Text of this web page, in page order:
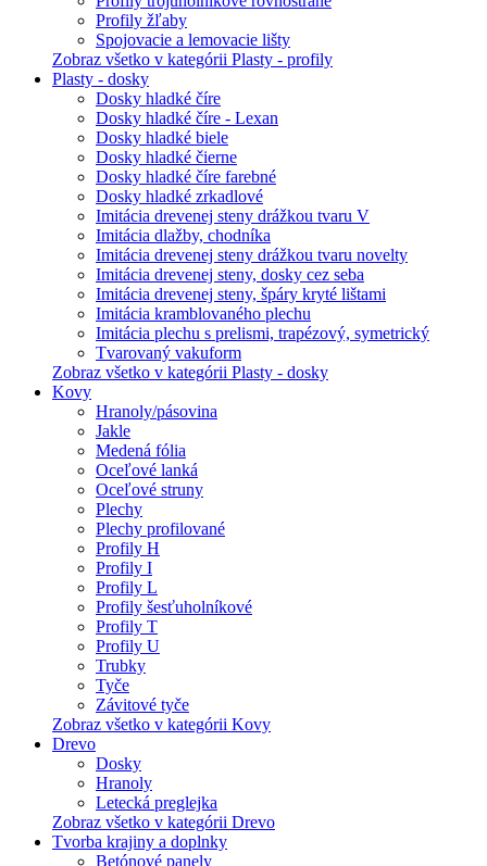
Profily žľaby
Spojovacie a lemovacie lišty
Zobraz všetko v kategórii Plasty - profily
Plasty - dosky
Dosky hladké číre
Dosky hladké číre - Lexan
Dosky hladké biele
Dosky hladké čierne
Dosky hladké číre farebné
Dosky hladké zrkadlové
Imitácia drevenej steny drážkou tvaru V
Imitácia dlažby, chodníka
Imitácia drevenej steny drážkou tvaru novelty
Imitácia drevenej steny, dosky cez seba
Imitácia drevenej steny, špáry kryté lištami
Imitácia kramblovaného plechu
Imitácia plechu s prelismi, trapézový, symetrický
Tvarovaný vakuform
Zobraz všetko v kategórii Plasty - dosky
Kovy
Hranoly/pásovina
Jakle
Medená fólia
Oceľové lanká
Oceľové struny
Plechy
Plechy profilované
Profily H
Profily I
Profily L
Profily šesťuholníkové
Profily T
Profily U
Trubky
Tyče
Závitové tyče
Zobraz všetko v kategórii Kovy
Drevo
Dosky
Hranoly
Letecká preglejka
Zobraz všetko v kategórii Drevo
Tvorba krajiny a doplnky
Betónové panely